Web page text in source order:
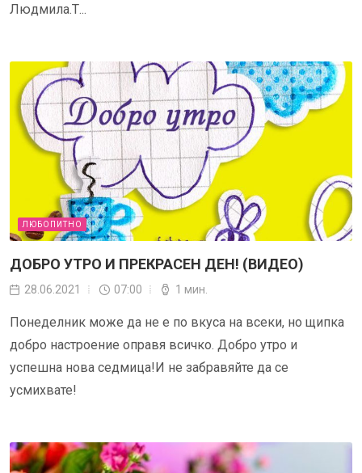
Людмила.Т...
ЛЮБОПИТНО
ДОБРО УТРО И ПРЕКРАСЕН ДЕН! (ВИДЕО)
28.06.2021 07:00 1 мин.
Понеделник може да не е по вкуса на всеки, но щипка
добро настроение оправя всичко. Добро утро и
успешна нова седмица!И не забравяйте да се
усмихвате!